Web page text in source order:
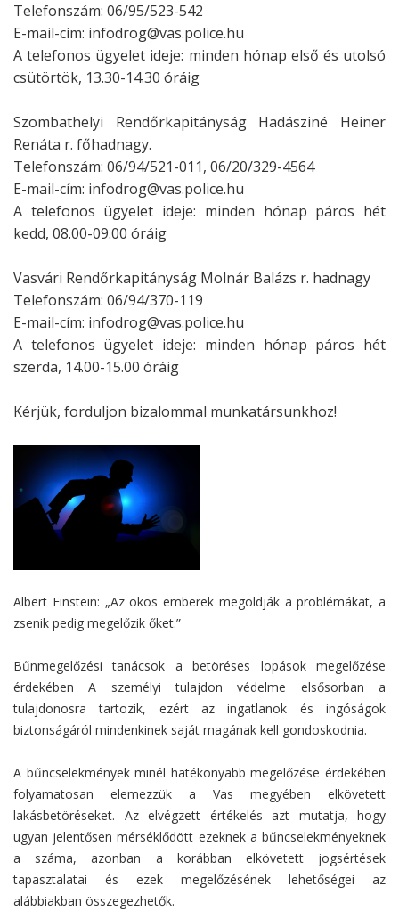
Telefonszám: 06/95/523-542
E-mail-cím: infodrog@vas.police.hu
A telefonos ügyelet ideje: minden hónap első és utolsó
csütörtök, 13.30-14.30 óráig
Szombathelyi Rendőrkapitányság Hadásziné Heiner
Renáta r. főhadnagy.
Telefonszám: 06/94/521-011, 06/20/329-4564
E-mail-cím: infodrog@vas.police.hu
A telefonos ügyelet ideje: minden hónap páros hét
kedd, 08.00-09.00 óráig
Vasvári Rendőrkapitányság Molnár Balázs r. hadnagy
Telefonszám: 06/94/370-119
E-mail-cím: infodrog@vas.police.hu
A telefonos ügyelet ideje: minden hónap páros hét
szerda, 14.00-15.00 óráig
Kérjük, forduljon bizalommal munkatársunkhoz!
Albert Einstein: „Az okos emberek megoldják a problémákat, a
zsenik pedig megelőzik őket.”
Bűnmegelőzési tanácsok a betöréses lopások megelőzése
érdekében A személyi tulajdon védelme elsősorban a
tulajdonosra tartozik, ezért az ingatlanok és ingóságok
biztonságáról mindenkinek saját magának kell gondoskodnia.
A bűncselekmények minél hatékonyabb megelőzése érdekében
folyamatosan elemezzük a Vas megyében elkövetett
lakásbetöréseket. Az elvégzett értékelés azt mutatja, hogy
ugyan jelentősen mérséklődött ezeknek a bűncselekményeknek
a száma, azonban a korábban elkövetett jogsértések
tapasztalatai és ezek megelőzésének lehetőségei az
alábbiakban összegezhetők.